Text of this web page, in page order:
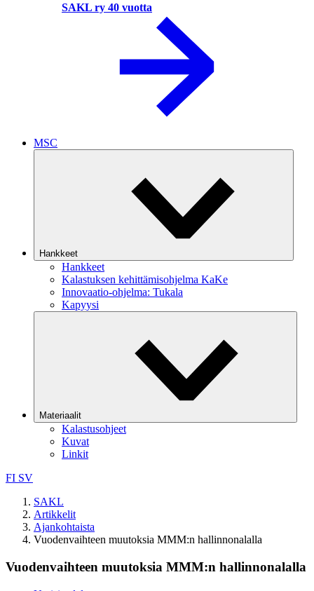
SAKL ry 40 vuotta
MSC
Hankkeet
Hankkeet
Kalastuksen kehittämisohjelma KaKe
Innovaatio-ohjelma: Tukala
Kapyysi
Materiaalit
Kalastusohjeet
Kuvat
Linkit
FI SV
SAKL
Artikkelit
Ajankohtaista
Vuodenvaihteen muutoksia MMM:n hallinnonalalla
Vuodenvaihteen muutoksia MMM:n hallinnonalalla